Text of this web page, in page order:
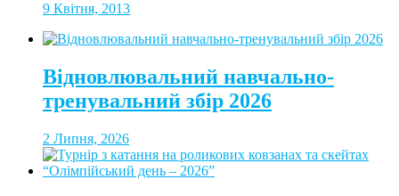
9 Квітня, 2013
Відновлювальний навчально-
тренувальний збір 2026
2 Липня, 2026